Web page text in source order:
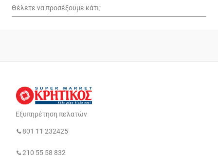
Εξυπηρέτηση πελατών
801 11 232425
210 55 58 832